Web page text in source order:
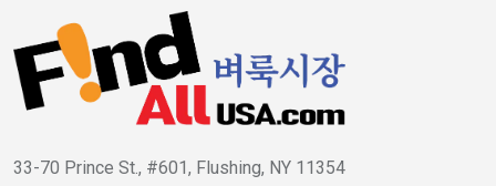
33-70 Prince St., #601, Flushing, NY 11354